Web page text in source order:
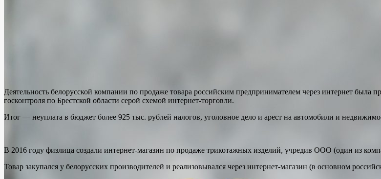
Деятельность белорусской компании по продаже товара российским предпринимателем через интернет была
госконтроля по Брестской области серой схемой интернет-торговли.
Итог — неуплата в бюджет более 925 тыс. рублей налогов, уголовное дело и арест на автомобили и
В 2016 году физлица создали интернет-магазин по продаже трикотажных изделий, учредив ООО (один из
Товар закупался у белорусских производителей и реализовывался через интернет-магазин (в основном